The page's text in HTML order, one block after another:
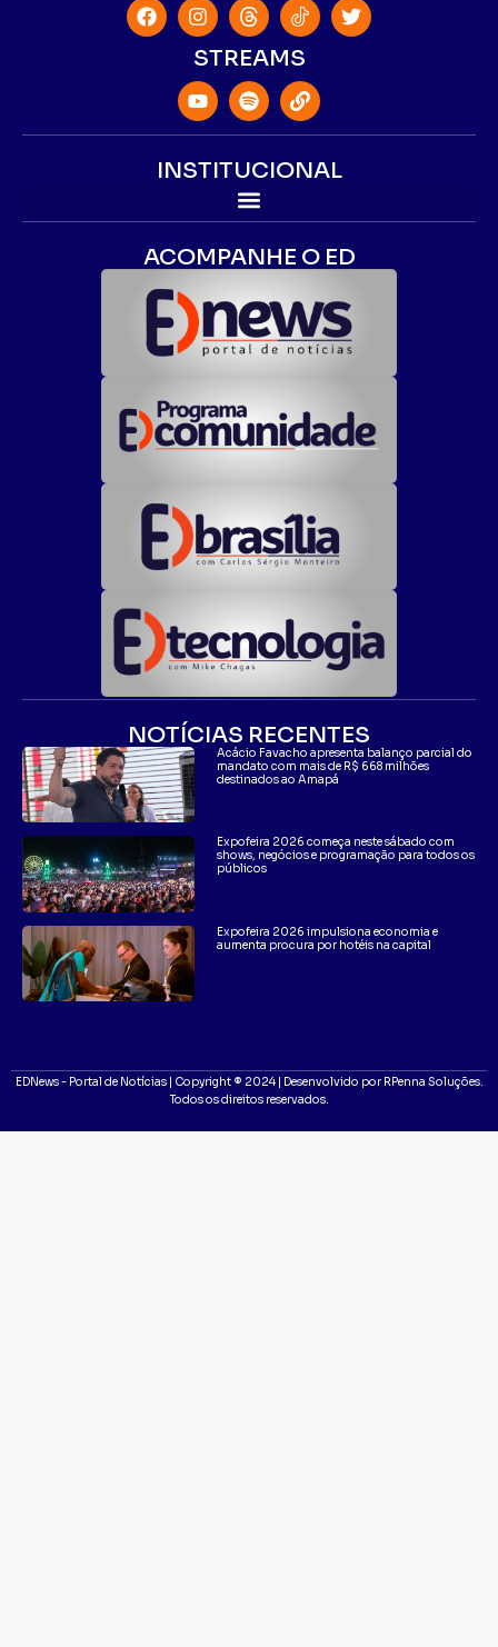
STREAMS
INSTITUCIONAL
ACOMPANHE O ED
NOTÍCIAS RECENTES
Acácio Favacho apresenta balanço parcial do
mandato com mais de R$ 668 milhões
destinados ao Amapá
Expofeira 2026 começa neste sábado com
shows, negócios e programação para todos os
públicos
Expofeira 2026 impulsiona economia e
aumenta procura por hotéis na capital
EDNews - Portal de Notícias | Copyright ® 2024 | Desenvolvido por RPenna Soluções.
Todos os direitos reservados.